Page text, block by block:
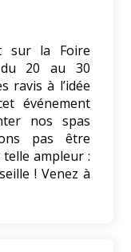
sur la Foire
du 20 au 30
ravis à l’idée
événement
nos spas
pas être
telle ampleur :
! Venez à